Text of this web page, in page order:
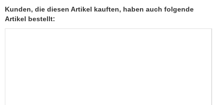
Kunden, die diesen Artikel kauften, haben auch folgende
Artikel bestellt: